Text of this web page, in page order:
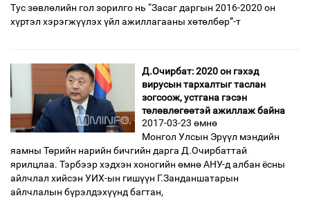
Тус зөвлөлийн гол зорил­го нь “Засаг даргын 2016-2020 он
хүртэл хэрэгжүүлэх үйл ажил­ла­гаа­ны хөтөлбөр”-т
Д.Очирбат: 2020 он гэхэд
вирусын тархалтыг таслан
зогсоож, устгана гэсэн
төлөвлөгөөтэй ажиллаж байна
2017-03-23 өмнө
Монгол Улсын Эрүүл мэндийн
яамны Төрийн нарийн бичгийн дарга Д.Очирбаттай
ярилцлаа. Тэрбээр хэдхэн хоногийн өмнө АНУ-д албан ёсны
айлчлал хийсэн УИХ-ын гишүүн Г.Занданшатарын
айлчлалын бүрэлдэхүүнд багтан,